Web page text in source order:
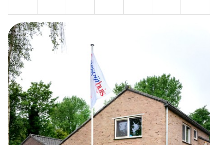
zorgtaken.
Mensen met een behoefte aan matige zorg hebben
regelmatige ondersteuning nodig, maar zijn niet
volledig afhankelijk van zorgverleners voor hun
dagelijkse functioneren.
De zorg is vaak gepland en voorspelbaar (dus geen 24-
uurs intensieve zorg). De focus ligt op ondersteunen,
aansturen of stimuleren, niet op volledige overname.